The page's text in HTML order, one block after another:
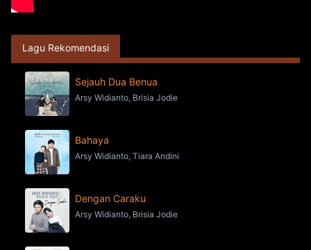
Lagu Rekomendasi
Sejauh Dua Benua
Arsy Widianto, Brisia Jodie
Bahaya
Arsy Widianto, Tiara Andini
Dengan Caraku
Arsy Widianto, Brisia Jodie